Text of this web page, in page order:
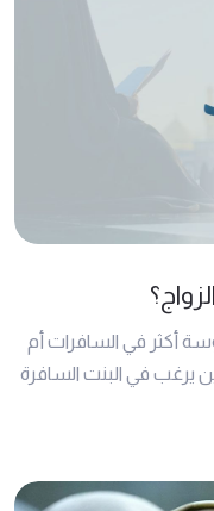
أكثر في السافرات أم
يرغب في البنت السافرة